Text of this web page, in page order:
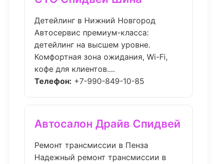
Детейлинг в Нижний Новгород
Автосервис премиум-класса:
детейлинг на высшем уровне.
Комфортная зона ожидания, Wi-Fi,
кофе для клиентов....
Телефон: +7-990-849-10-85
Автосалон Драйв Спидвей
Ремонт трансмиссии в Пенза
Надежный ремонт трансмиссии в